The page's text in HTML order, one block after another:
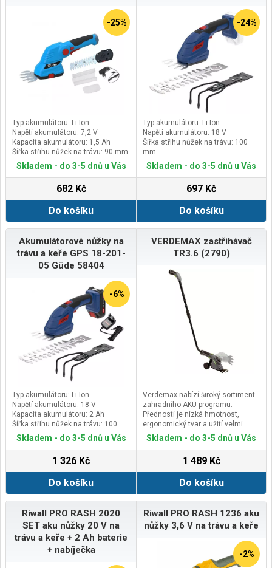
-25%
Typ akumulátoru: Li-Ion
Napětí akumulátoru: 7,2 V
Kapacita akumulátoru: 1,5 Ah
Šířka střihu nůžek na trávu: 90 mm
Skladem - do 3-5 dnů u Vás
682 Kč
Do košíku
-24%
Typ akumulátoru: Li-Ion
Napětí akumulátoru: 18 V
Šířka střihu nůžek na trávu: 100
mm
Délka střihu nůžek na keře: 200
mm
Skladem - do 3-5 dnů u Vás
697 Kč
Do košíku
Akumulátorové nůžky na
trávu a keře GPS 18-201-
05 Güde 58404
-6%
Typ akumulátoru: Li-Ion
Napětí akumulátoru: 18 V
Kapacita akumulátoru: 2 Ah
Šířka střihu nůžek na trávu: 100
mm
Skladem - do 3-5 dnů u Vás
1 326 Kč
Do košíku
VERDEMAX zastřihávač
TR3.6 (2790)
Verdemax nabízí široký sortiment
zahradního AKU programu.
Předností je nízká hmotnost,
ergonomický tvar a užití velmi
kvalitních materiálů. Díky svému
praktickému a líbivému provedení
zaujme i profesionály, kteří hledají
kvalitní nářadí s delší životností a
usnadňující
práci.&nbsp;Rozmanitost
sortimentu&nbsp;Verdemax
splňuje veškeré požadavky jak
profesionálů tak i hobby uživatelů.
V souladu s ochrannou životního
prostředí nabízí také Verdemax
Samsung 3,6 V Li-ion. Líbivý design
Skladem - do 3-5 dnů u Vás
1 489 Kč
Do košíku
Riwall PRO RASH 2020
SET aku nůžky 20 V na
trávu a keře + 2 Ah baterie
+ nabíječka
Riwall PRO RASH 1236 aku
nůžky 3,6 V na trávu a keře
-2%